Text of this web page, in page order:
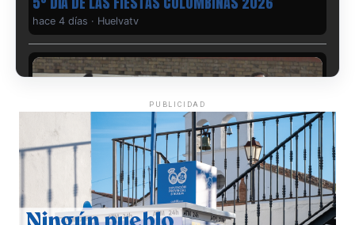
hace 4 días · Huelvatv
CUARTA CORRIDA DE LAS FIESTAS COLOMBINAS
2026
PUBLICIDAD